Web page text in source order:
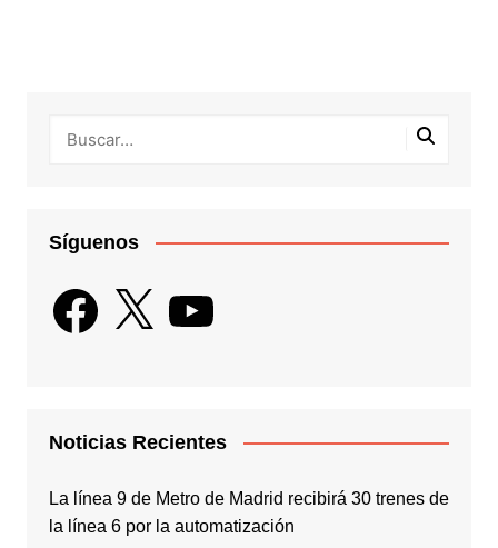
Síguenos
Facebook
X YouTube
Noticias Recientes
La línea 9 de Metro de Madrid recibirá 30 trenes de
la línea 6 por la automatización